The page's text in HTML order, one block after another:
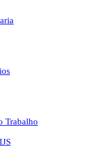
Trabalho